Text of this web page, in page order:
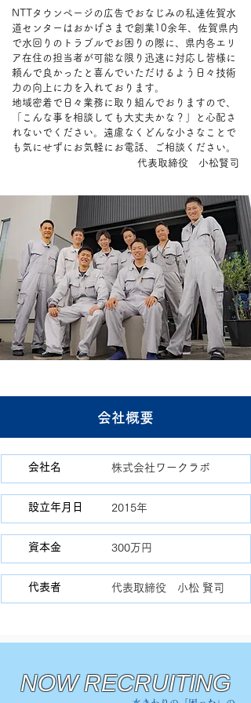
NTTタウンページの広告でおなじみの私達佐賀水
道センターはおかげさまで創業10余年、佐賀県内
で水回りのトラブルでお困りの際に、県内各エリ
ア在住の担当者が可能な限り迅速に対応し皆様に
頼んで良かったと喜んでいただけるよう日々技術
力の向上に力を入れております。
地域密着で日々業務に取り組んでおりますので、
「こんな事を相談しても大丈夫かな？」と心配さ
れないでください。 遠慮なくどんな小さなことで
も気にせずにお気軽にお電話、ご相談ください。
代表取締役 小松賢司
会社概要
会社名 株式会社ワークラボ
設立年月日 2015年
資本金 300万円
代表者 代表取締役 小松 賢司
NOW RECRUITING